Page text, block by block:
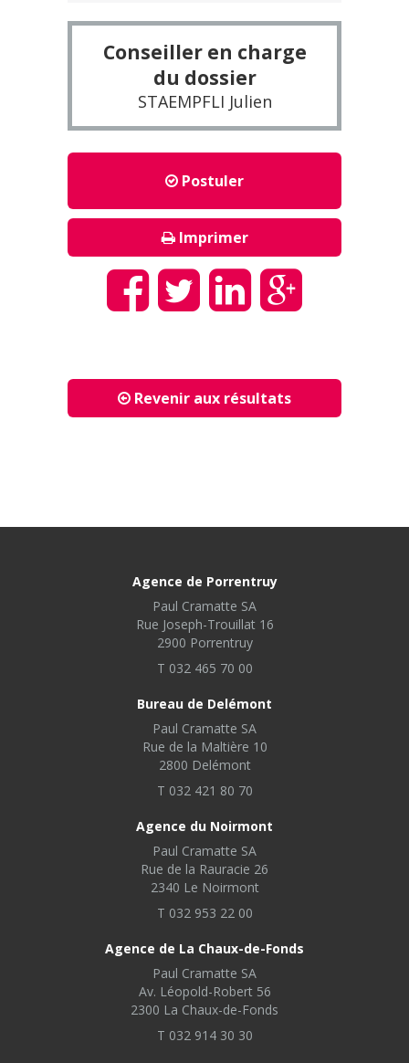
Conseiller en charge
du dossier
STAEMPFLI Julien
Postuler
Imprimer
Revenir aux résultats
Agence de Porrentruy
Paul Cramatte SA
Rue Joseph-Trouillat 16
2900 Porrentruy
T 032 465 70 00
Bureau de Delémont
Paul Cramatte SA
Rue de la Maltière 10
2800 Delémont
T 032 421 80 70
Agence du Noirmont
Paul Cramatte SA
Rue de la Rauracie 26
2340 Le Noirmont
T 032 953 22 00
Agence de La Chaux-de-Fonds
Paul Cramatte SA
Av. Léopold-Robert 56
2300 La Chaux-de-Fonds
T 032 914 30 30